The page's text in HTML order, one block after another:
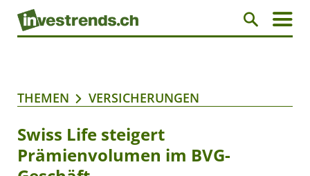
THEMEN VERSICHERUNGEN
Swiss Life steigert
Prämienvolumen im BVG-